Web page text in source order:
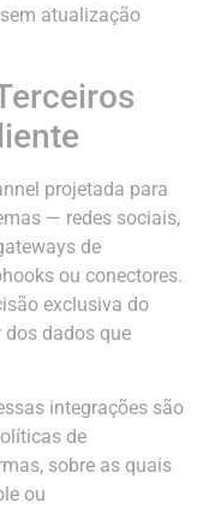
atualização
projetada para
— redes sociais,
de
ou conectores.
exclusiva do
dos dados que
integrações são
de
sobre as quais
ou